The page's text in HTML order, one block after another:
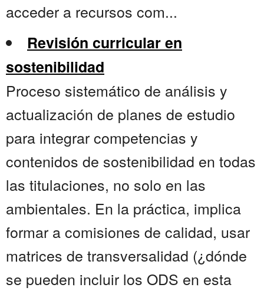
acceder a recursos com...
Revisión curricular en
sostenibilidad
Proceso sistemático de análisis y
actualización de planes de estudio
para integrar competencias y
contenidos de sostenibilidad en todas
las titulaciones, no solo en las
ambientales. En la práctica, implica
formar a comisiones de calidad, usar
matrices de transversalidad (¿dónde
se pueden incluir los ODS en esta